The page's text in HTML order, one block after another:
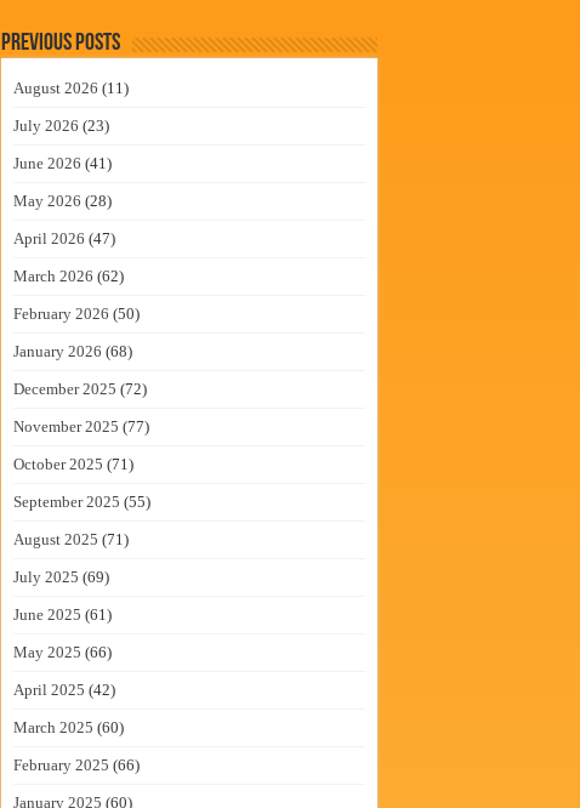
Previous Posts
August 2026 (11)
July 2026 (23)
June 2026 (41)
May 2026 (28)
April 2026 (47)
March 2026 (62)
February 2026 (50)
January 2026 (68)
December 2025 (72)
November 2025 (77)
October 2025 (71)
September 2025 (55)
August 2025 (71)
July 2025 (69)
June 2025 (61)
May 2025 (66)
April 2025 (42)
March 2025 (60)
February 2025 (66)
January 2025 (60)